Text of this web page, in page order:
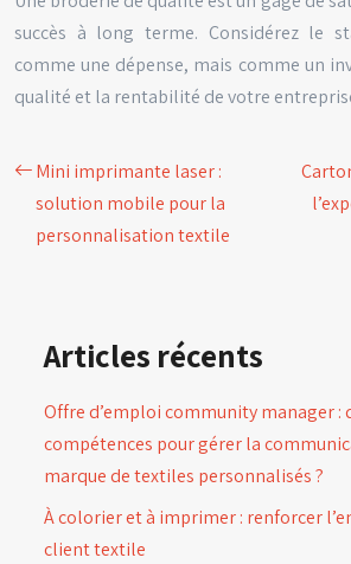
succès à long terme. Considérez le
comme une dépense, mais comme un
qualité et la rentabilité de votre
Mini imprimante laser :
solution mobile pour la
personnalisation textile
Articles récents
Offre d’emploi community manager :
compétences pour gérer la
marque de textiles personnalisés ?
À colorier et à imprimer : renforcer
client textile